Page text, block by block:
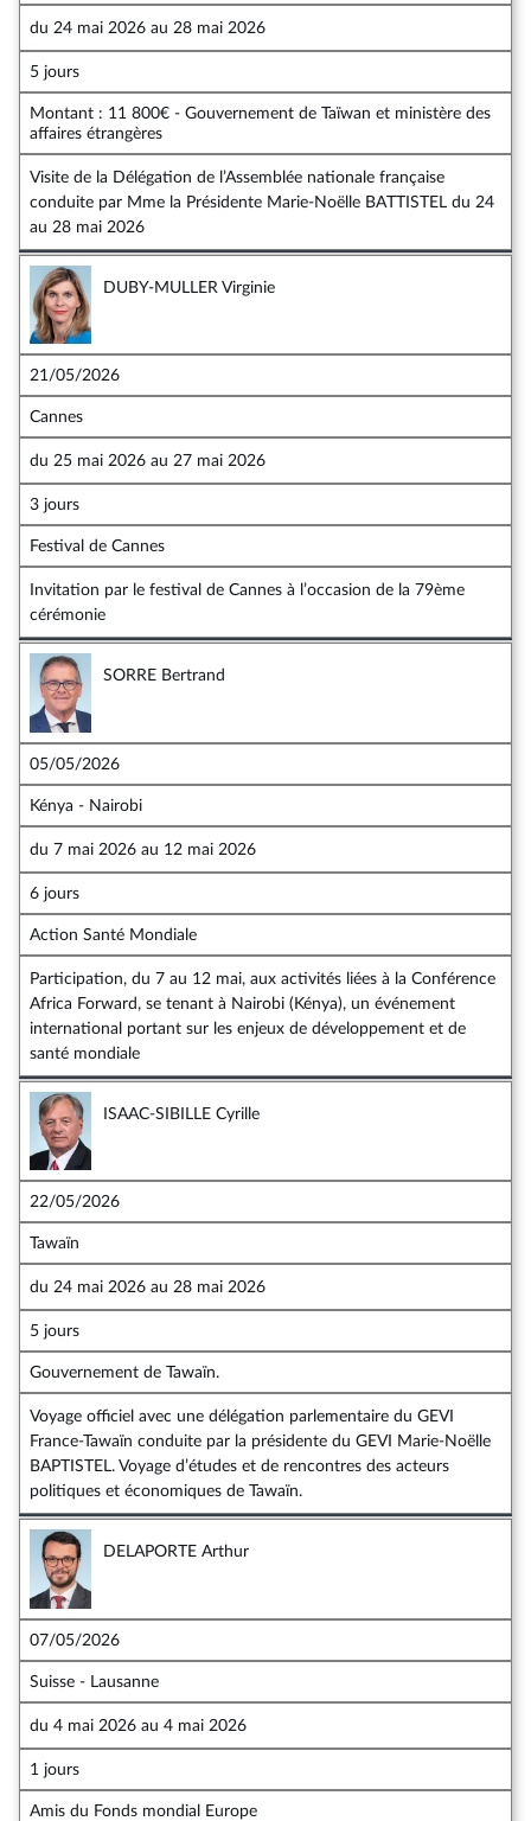
du 24 mai 2026 au 28 mai 2026
5 jours
Montant : 11 800€ - Gouvernement de Taïwan et ministère des
affaires étrangères
Visite de la Délégation de l’Assemblée nationale française
conduite par Mme la Présidente Marie-Noëlle BATTISTEL du 24
au 28 mai 2026
DUBY-MULLER Virginie
21/05/2026
Cannes
du 25 mai 2026 au 27 mai 2026
3 jours
Festival de Cannes
Invitation par le festival de Cannes à l’occasion de la 79ème
cérémonie
SORRE Bertrand
05/05/2026
Kénya - Nairobi
du 7 mai 2026 au 12 mai 2026
6 jours
Action Santé Mondiale
Participation, du 7 au 12 mai, aux activités liées à la Conférence
Africa Forward, se tenant à Nairobi (Kénya), un événement
international portant sur les enjeux de développement et de
santé mondiale
ISAAC-SIBILLE Cyrille
22/05/2026
Tawaïn
du 24 mai 2026 au 28 mai 2026
5 jours
Gouvernement de Tawaïn.
Voyage officiel avec une délégation parlementaire du GEVI
France-Tawaïn conduite par la présidente du GEVI Marie-Noëlle
BAPTISTEL. Voyage d’études et de rencontres des acteurs
politiques et économiques de Tawaïn.
DELAPORTE Arthur
07/05/2026
Suisse - Lausanne
du 4 mai 2026 au 4 mai 2026
1 jours
Amis du Fonds mondial Europe